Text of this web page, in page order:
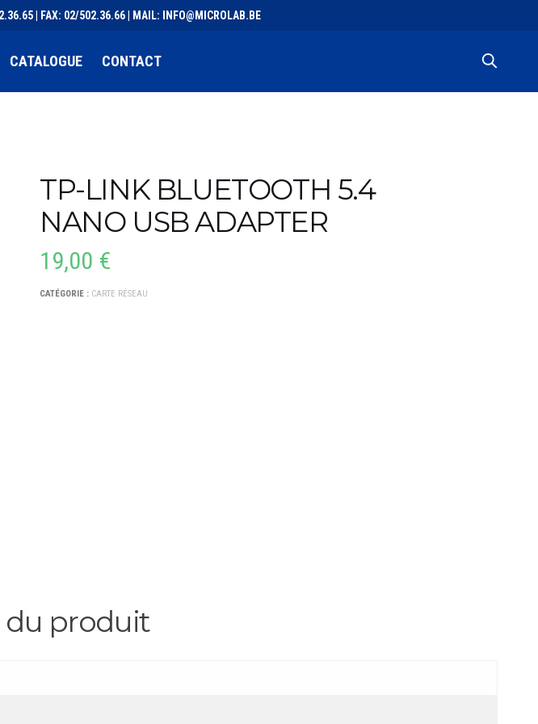
| FAX: 02/502.36.66 | MAIL: INFO@MICROLAB.BE
CATALOGUE CONTACT
TP-LINK BLUETOOTH 5.4
NANO USB ADAPTER
19,00 €
CATÉGORIE : CARTE RÉSEAU
produit